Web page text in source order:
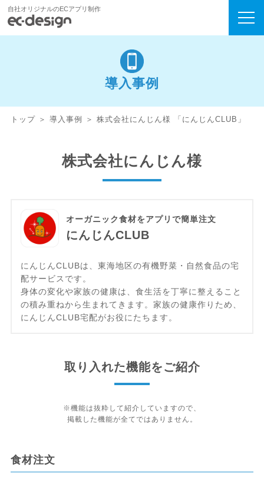
自社オリジナルのECアプリ制作
導入事例
トップ 導入事例 株式会社にんじん様 「にんじんCLUB」
株式会社にんじん様
オーガニック食材をアプリで簡単注文
にんじんCLUB
にんじんCLUBは、東海地区の有機野菜・自然食品の宅
配サービスです。
身体の変化や家族の健康は、食生活を丁寧に整えること
の積み重ねから生まれてきます。家族の健康作りため、
にんじんCLUB宅配がお役にたちます。
取り入れた機能をご紹介
※機能は抜粋して紹介していますので、
掲載した機能が全てではありません。
食材注文